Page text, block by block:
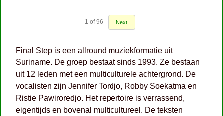
1 of 96 Next
Final Step is een allround muziekformatie uit
Suriname. De groep bestaat sinds 1993. Ze bestaan
uit 12 leden met een multiculturele achtergrond. De
vocalisten zijn Jennifer Tordjo, Robby Soekatma en
Ristie Pawiroredjo. Het repertoire is verrassend,
eigentijds en bovenal multicultureel. De teksten